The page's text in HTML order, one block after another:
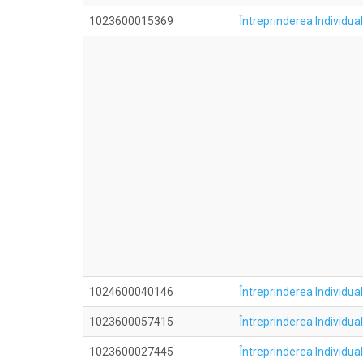
1023600015369 Întreprinderea
1024600040146 Întreprinderea
1023600057415 Întreprinderea
1023600027445 Întreprinderea